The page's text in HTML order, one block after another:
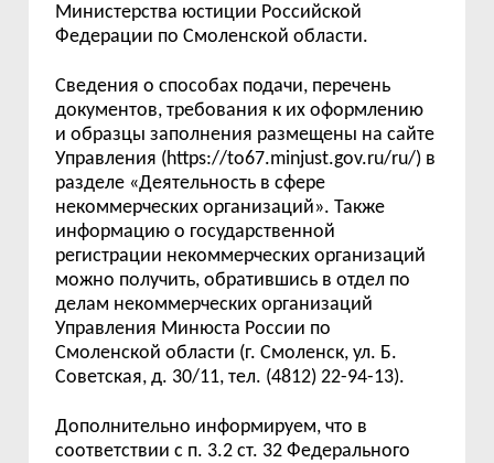
Министерства юстиции Российской
Федерации по Смоленской области.
Сведения о способах подачи, перечень
документов, требования к их оформлению
и образцы заполнения размещены на сайте
Управления (https://to67.minjust.gov.ru/ru/) в
разделе «Деятельность в сфере
некоммерческих организаций». Также
информацию о государственной
регистрации некоммерческих организаций
можно получить, обратившись в отдел по
делам некоммерческих организаций
Управления Минюста России по
Смоленской области (г. Смоленск, ул. Б.
Советская, д. 30/11, тел. (4812) 22-94-13).
Дополнительно информируем, что в
соответствии с п. 3.2 ст. 32 Федерального